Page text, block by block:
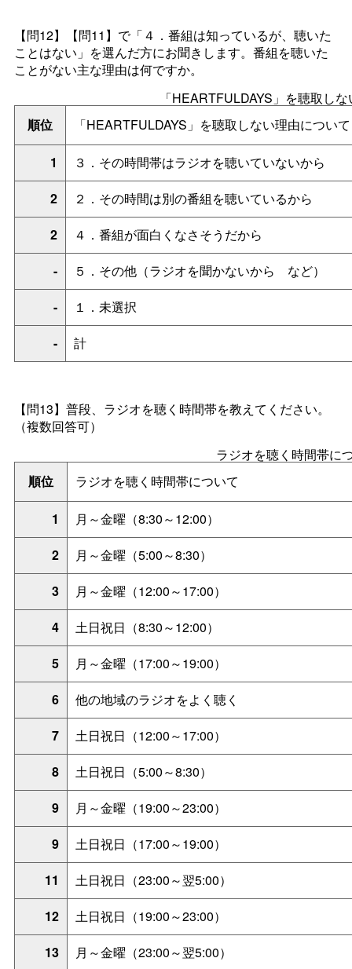
【問12】【問11】で「４．番組は知っているが、聴いた
ことはない」を選んだ方にお聞きします。番組を聴いた
ことがない主な理由は何ですか。
「HEARTFULDAYS」を聴取し
順位
「HEARTFULDAYS」を聴取しない理由について
1
３．その時間帯はラジオを聴いていないから
2
２．その時間は別の番組を聴いているから
2
４．番組が面白くなさそうだから
-
５．その他（ラジオを聞かないから など）
-
１．未選択
-
計
【問13】普段、ラジオを聴く時間帯を教えてください。
（複数回答可）
ラジオを聴く時間帯に
順位
ラジオを聴く時間帯について
1
月～金曜（8:30～12:00）
2
月～金曜（5:00～8:30）
3
月～金曜（12:00～17:00）
4
土日祝日（8:30～12:00）
5
月～金曜（17:00～19:00）
6
他の地域のラジオをよく聴く
7
土日祝日（12:00～17:00）
8
土日祝日（5:00～8:30）
9
月～金曜（19:00～23:00）
9
土日祝日（17:00～19:00）
11
土日祝日（23:00～翌5:00）
12
土日祝日（19:00～23:00）
13
月～金曜（23:00～翌5:00）